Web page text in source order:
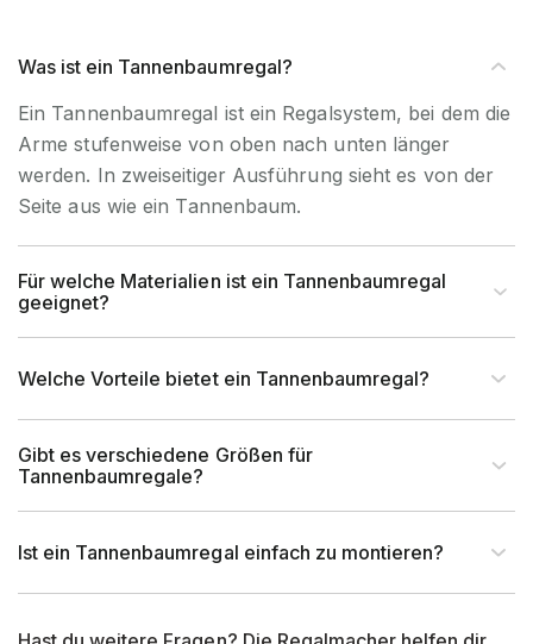
UV-Beständigkeit Ja
Befestigungsart Bodenbefestigung
Kragarmlänge
(mm)
200 - 500 mm, siehe
Stückliste
Anzahl Kragarme übereinander 5
Fachlast (kg) 1.800 kg - 4.500 kg
Farbe Ständer & Fuß RAL 7012 Basaltgrau
Was ist ein Tannenbaumregal?
Ein Tannenbaumregal ist ein Regalsystem, bei dem die
Arme stufenweise von oben nach unten länger
werden. In zweiseitiger Ausführung sieht es von der
Seite aus wie ein Tannenbaum.
Für welche Materialien ist ein Tannenbaumregal
geeignet?
Welche Vorteile bietet ein Tannenbaumregal?
Gibt es verschiedene Größen für
Tannenbaumregale?
Ist ein Tannenbaumregal einfach zu montieren?